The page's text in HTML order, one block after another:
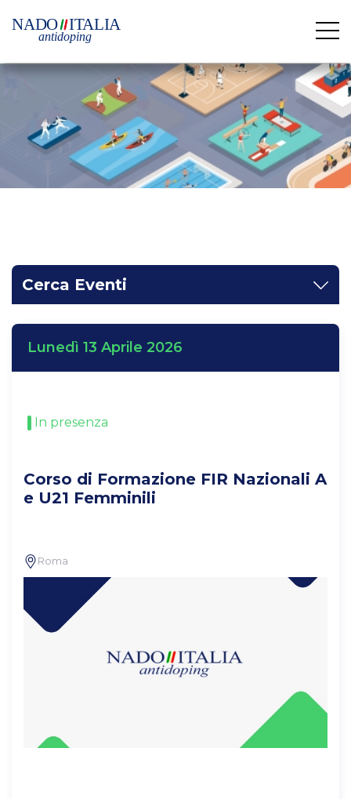
Cerca Eventi
Lunedì 13 Aprile 2026
In presenza
Corso di Formazione FIR Nazionali A
e U21 Femminili
Roma